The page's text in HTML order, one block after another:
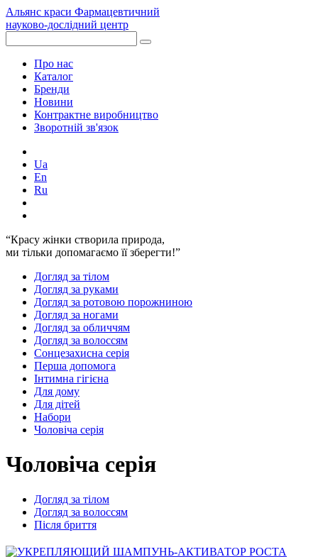
Альянс краси Фармацевтичний
науково-дослідний центр
Про нас
Каталог
Бренди
Новини
Контрактне виробництво
Зворотній зв'язок
Ua
En
Ru
“Красу жінки створила природа,
ми тільки допомагаємо її зберегти!”
Догляд за тілом
Догляд за руками
Догляд за ротовою порожниною
Догляд за ногами
Догляд за обличчям
Догляд за волоссям
Сонцезахисна серія
Перша допомога
Інтимна гігієна
Для дому
Для дітей
Набори
Чоловіча серія
Чоловіча серія
Догляд за тілом
Догляд за волоссям
Після бриття